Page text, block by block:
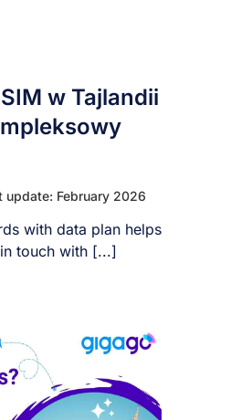
w Tajlandii
update: February 2026
with data plan helps
touch with [...]